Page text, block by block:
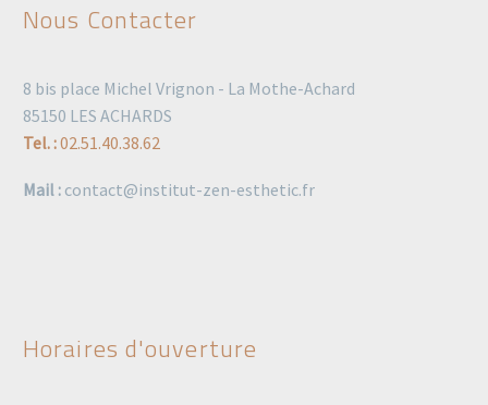
Nous Contacter
8 bis place Michel Vrignon - La Mothe-Achard
85150 LES ACHARDS
Tel. :02.51.40.38.62
Mail : contact@institut-zen-esthetic.fr
Horaires d'ouverture